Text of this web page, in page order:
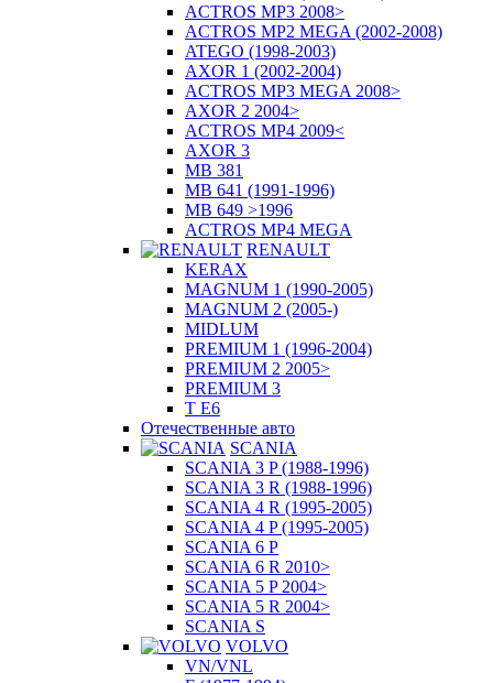
ACTROS MP3 2008>
ACTROS MP2 MEGA (2002-2008)
ATEGO (1998-2003)
AXOR 1 (2002-2004)
ACTROS MP3 MEGA 2008>
AXOR 2 2004>
ACTROS MP4 2009<
AXOR 3
MB 381
MB 641 (1991-1996)
MB 649 >1996
ACTROS MP4 MEGA
RENAULT
KERAX
MAGNUM 1 (1990-2005)
MAGNUM 2 (2005-)
MIDLUM
PREMIUM 1 (1996-2004)
PREMIUM 2 2005>
PREMIUM 3
T E6
Отечественные авто
SCANIA
SCANIA 3 P (1988-1996)
SCANIA 3 R (1988-1996)
SCANIA 4 R (1995-2005)
SCANIA 4 P (1995-2005)
SCANIA 6 P
SCANIA 6 R 2010>
SCANIA 5 P 2004>
SCANIA 5 R 2004>
SCANIA S
VOLVO
VN/VNL